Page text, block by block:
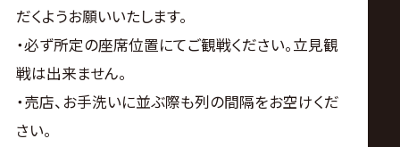
だくようお願いいたします。
・必ず所定の座席位置にてご観戦ください。立見観
戦は出来ません。
・売店、お手洗いに並ぶ際も列の間隔をお空けくだ
さい。